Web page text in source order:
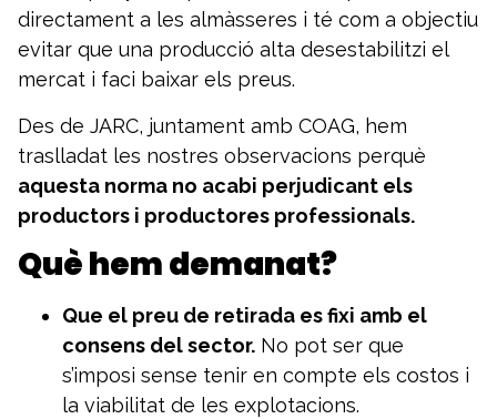
directament a les almàsseres i té com a objectiu
evitar que una producció alta desestabilitzi el
mercat i faci baixar els preus.
Des de JARC, juntament amb COAG, hem
traslladat les nostres observacions perquè
aquesta norma no acabi perjudicant els
productors i productores professionals.
Què hem demanat?
Que el preu de retirada es fixi amb el
consens del sector. No pot ser que
s’imposi sense tenir en compte els costos i
la viabilitat de les explotacions.